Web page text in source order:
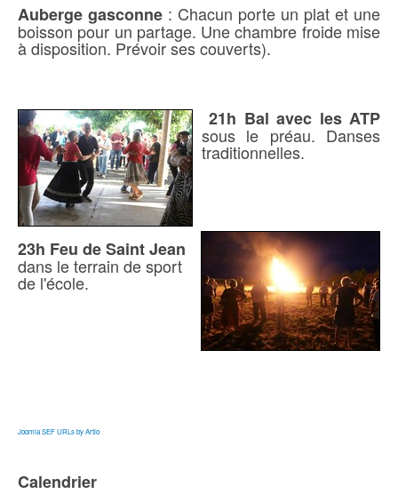
Auberge gasconne : Chacun porte un plat et une
boisson pour un partage. Une chambre froide mise
à disposition. Prévoir ses couverts).
21h Bal avec les ATP
sous le préau. Danses
traditionnelles.
23h Feu de Saint Jean
dans le terrain de sport
de l'école.
Joomla SEF URLs by Artio
Calendrier